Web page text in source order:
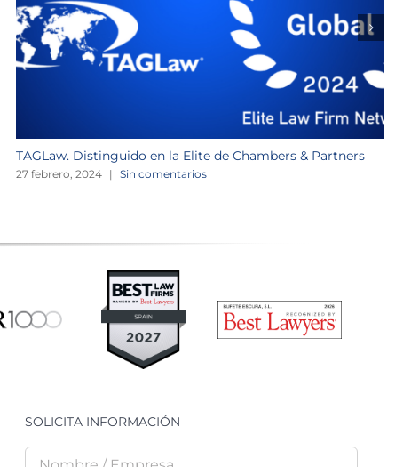
TAGLaw. Distinguido en la Elite de Chambers & Partners
27 febrero, 2024 | Sin comentarios
SOLICITA INFORMACIÓN